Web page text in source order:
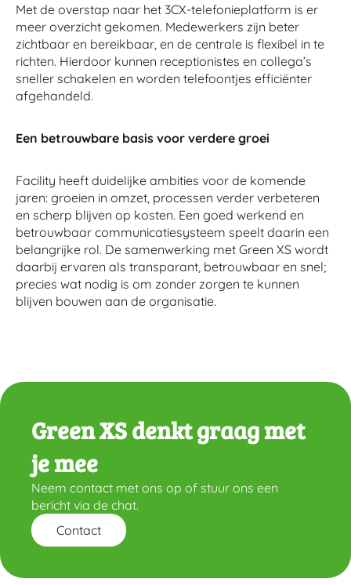
Met de overstap naar het 3CX-telefonieplatform is er
meer overzicht gekomen. Medewerkers zijn beter
zichtbaar en bereikbaar, en de centrale is flexibel in te
richten. Hierdoor kunnen receptionistes en collega’s
sneller schakelen en worden telefoontjes efficiënter
afgehandeld.
Een betrouwbare basis voor verdere groei
Facility heeft duidelijke ambities voor de komende
jaren: groeien in omzet, processen verder verbeteren
en scherp blijven op kosten. Een goed werkend en
betrouwbaar communicatiesysteem speelt daarin een
belangrijke rol. De samenwerking met Green XS wordt
daarbij ervaren als transparant, betrouwbaar en snel;
precies wat nodig is om zonder zorgen te kunnen
blijven bouwen aan de organisatie.
Green XS denkt graag met
je mee
Neem contact met ons op of stuur ons een
bericht via de chat.
Contact